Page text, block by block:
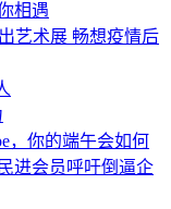
相遇
艺术展 畅想疫情后
，你的端午会如何
进会员呼吁倒逼企